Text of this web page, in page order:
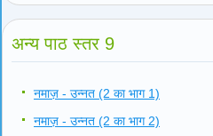
अन्य पाठ स्तर 9
नमाज़ - उन्नत (2 का भाग 1)
नमाज़ - उन्नत (2 का भाग 2)